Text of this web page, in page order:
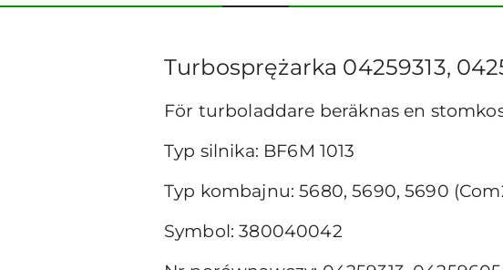
Turbosprężarka 04259313,
För turboladdare beräknas en
Typ silnika: BF6M 1013
Typ kombajnu: 5680, 5690, 5690
Symbol: 380040042